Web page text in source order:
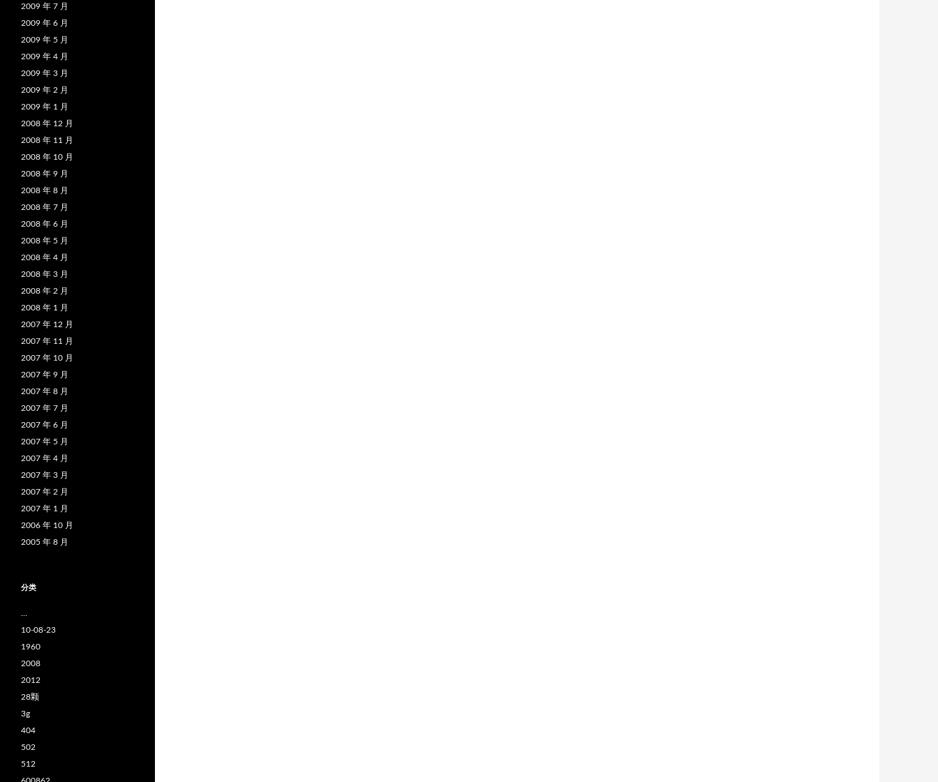
2009 年 7 月
2009 年 6 月
2009 年 5 月
2009 年 4 月
2009 年 3 月
2009 年 2 月
2009 年 1 月
2008 年 12 月
2008 年 11 月
2008 年 10 月
2008 年 9 月
2008 年 8 月
2008 年 7 月
2008 年 6 月
2008 年 5 月
2008 年 4 月
2008 年 3 月
2008 年 2 月
2008 年 1 月
2007 年 12 月
2007 年 11 月
2007 年 10 月
2007 年 9 月
2007 年 8 月
2007 年 7 月
2007 年 6 月
2007 年 5 月
2007 年 4 月
2007 年 3 月
2007 年 2 月
2007 年 1 月
2006 年 10 月
2005 年 8 月
分类
…
10-08-23
1960
2008
2012
28颗
3g
404
502
512